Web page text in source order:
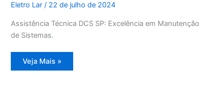
Eletro Lar/ 22 de julho de 2024
Assistência Técnica DCS SP: Excelência em Manutenção
de Sistemas.
Assistência
Técnica
Veja Mais »